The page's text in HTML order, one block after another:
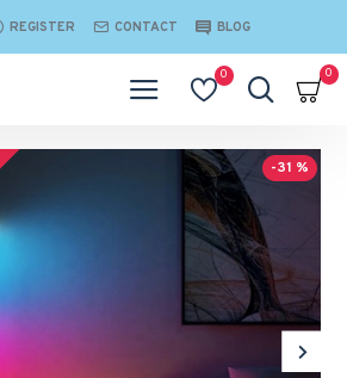
REGISTER CONTACT BLOG
0 0
-31 %